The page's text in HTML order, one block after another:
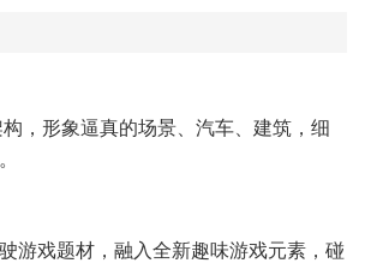
，形象逼真的场景、汽车、建筑，细
游戏题材，融入全新趣味游戏元素，碰